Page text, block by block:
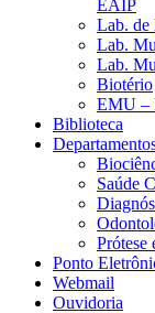
EAIP
Lab. de
Lab.
Lab.
Biotério
EMU –
Biblioteca
Saúde
Prótese
Ponto
Webmail
Ouvidoria